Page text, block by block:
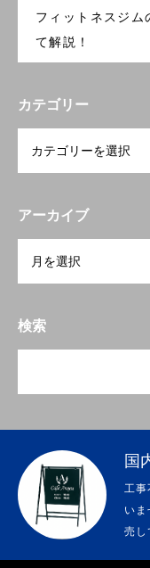
フィットネスジ
て解説！
カテゴリー
アーカイブ
検索
国
工
い
売し